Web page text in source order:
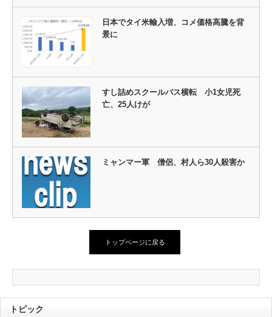
日本でタイ米輸入増、コメ価格高騰を背
景に
すし詰めスクールバス横転 小1女児死
亡、25人けが
ミャンマー軍 僧侶、村人ら30人殺害か
トップページに戻る
トピック